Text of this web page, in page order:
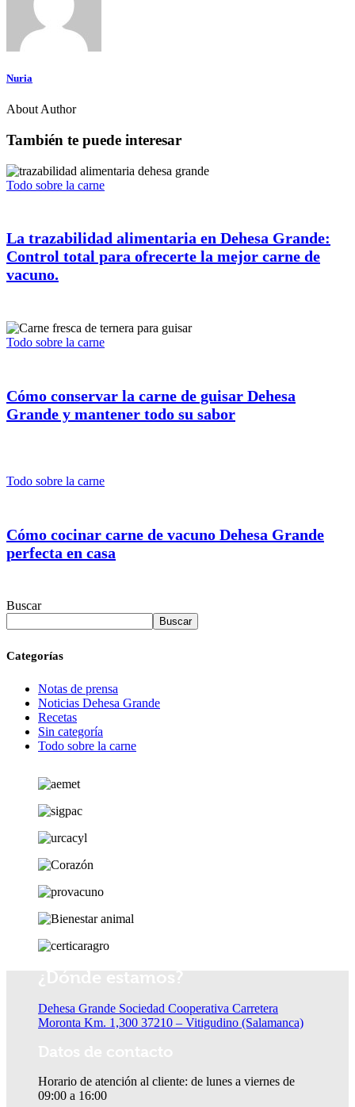
Nuria
About Author
También te puede interesar
Todo sobre la carne
La trazabilidad alimentaria en Dehesa Grande:
Control total para ofrecerte la mejor carne de
vacuno.
Todo sobre la carne
Cómo conservar la carne de guisar Dehesa
Grande y mantener todo su sabor
Todo sobre la carne
Cómo cocinar carne de vacuno Dehesa Grande
perfecta en casa
Buscar
Buscar
Categorías
Notas de prensa
Noticias Dehesa Grande
Recetas
Sin categoría
Todo sobre la carne
Dehesa Grande Sociedad Cooperativa Carretera
Moronta Km. 1,300 37210 – Vitigudino (Salamanca)
Horario de atención al cliente: de lunes a viernes de
09:00 a 16:00